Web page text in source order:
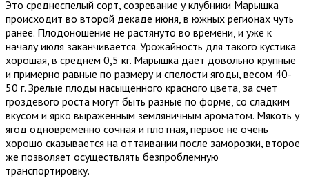
Это среднеспелый сорт, созревание у клубники Марышка
происходит во второй декаде июня, в южных регионах чуть
ранее. Плодоношение не растянуто во времени, и уже к
началу июля заканчивается. Урожайность для такого кустика
хорошая, в среднем 0,5 кг. Марышка дает довольно крупные
и примерно равные по размеру и спелости ягоды, весом 40-
50 г. Зрелые плоды насыщенного красного цвета, за счет
гроздевого роста могут быть разные по форме, со сладким
вкусом и ярко выраженным земляничным ароматом. Мякоть у
ягод одновременно сочная и плотная, первое не очень
хорошо сказывается на оттаивании после заморозки, второе
же позволяет осуществлять безпроблемную
транспортировку.